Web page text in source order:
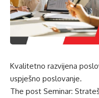
Kvalitetno razvijena
uspješno poslovanje.
The post Seminar: